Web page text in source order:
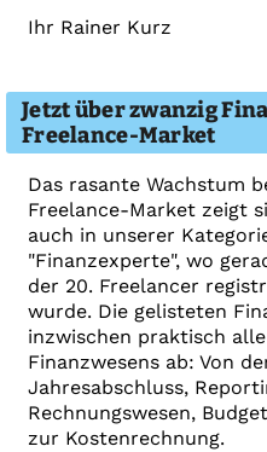
Ihr Rainer Kurz
Jetzt über zwanzig
Freelance-Market
Das rasante Wachstum
Freelance-Market zeigt
auch in unserer
"Finanzexperte", wo
der 20. Freelancer
wurde. Die gelisteten
inzwischen praktisch
Finanzwesens ab: Von
Jahresabschluss,
Rechnungswesen,
zur Kostenrechnung.